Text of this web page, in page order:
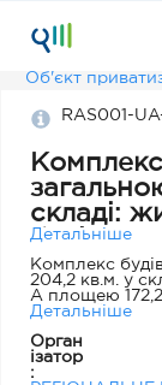
Об'єкт
RAS001-
складі:
будівля,
с.
Детальніше
Комплекс
204,2 кв.м. у
А площею 172,2
а1; сарай, Б
черепашник будівельний,
Інвентарний
Тульчинської
Детальніше
Орган
ізатор
: